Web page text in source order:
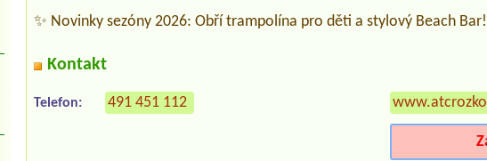
✨ Novinky sezóny 2026: Obří trampolína pro děti a stylový Beach
Kontakt
Telefon: 491 451 112